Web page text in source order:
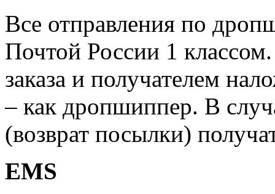
Все отправления по
Почтой России 1
заказа и получателем
– как дропшиппер. В
(возврат посылки)
EMS